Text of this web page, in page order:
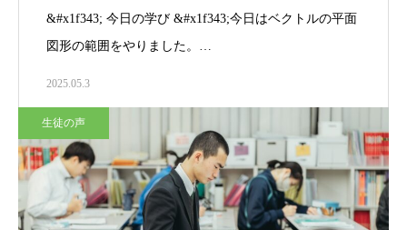
&#x1f343; 今日の学び &#x1f343;今日はベクトルの平面
図形の範囲をやりました。…
2025.05.3
生徒の声